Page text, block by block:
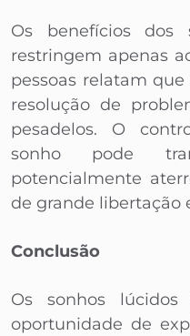
Os benefícios dos
restringem apenas
pessoas relatam
resolução de
pesadelos. O
sonho pode
potencialmente
de grande libertação
Conclusão
Os sonhos
oportunidade de